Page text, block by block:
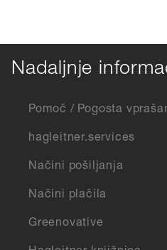
Nadaljnje
Pomoč / Pogosta
hagleitner.services
Načini pošiljanja
Načini plačila
Greenovative